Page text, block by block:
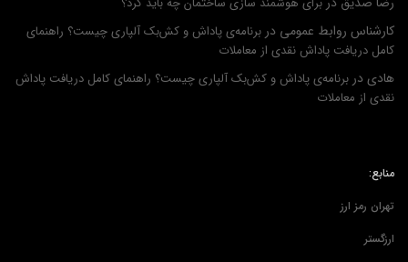
کارشناس روابط عمومی در برنامه‌ی پاداش و کش‌بک آلپاری چیست؟ راهنمای
کامل دریافت پاداش نقدی از معاملات
هادی در برنامه‌ی پاداش و کش‌بک آلپاری چیست؟ راهنمای کامل دریافت پاداش
نقدی از معاملات
منابع:
تهران رمز ارز
ارزگستر